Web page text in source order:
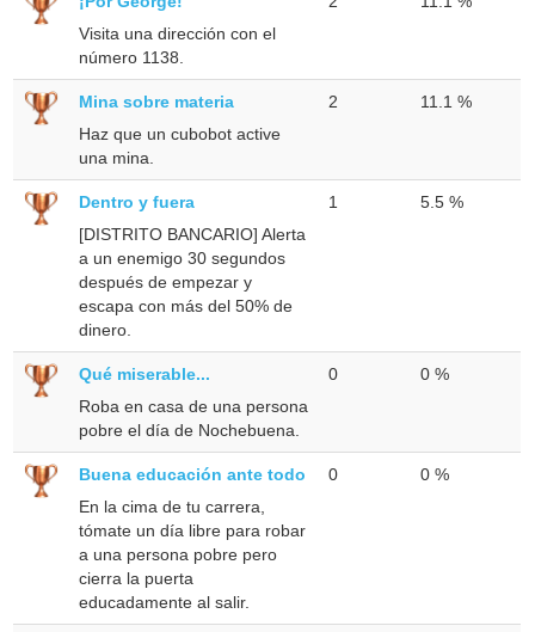
Visita una dirección con el
número 1138.
Mina sobre materia
Haz que un cubobot active
una mina.
2 11.1 %
Dentro y fuera
[DISTRITO BANCARIO] Alerta
a un enemigo 30 segundos
después de empezar y
escapa con más del 50% de
dinero.
1 5.5 %
Qué miserable...
Roba en casa de una persona
pobre el día de Nochebuena.
0 0 %
Buena educación ante todo
En la cima de tu carrera,
tómate un día libre para robar
a una persona pobre pero
cierra la puerta
educadamente al salir.
0 0 %